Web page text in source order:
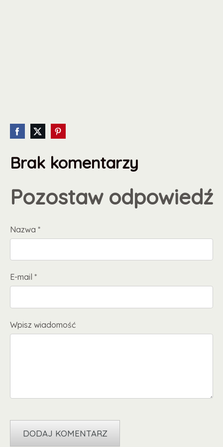
Brak komentarzy
Pozostaw odpowiedź
Nazwa *
E-mail *
Wpisz wiadomość